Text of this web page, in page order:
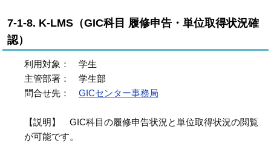
7-1-8. K-LMS（GIC科目 履修申告・単位取得状況確
認）
利用対象： 学生
主管部署： 学生部
問合せ先： GICセンター事務局
【説明】 GIC科目の履修申告状況と単位取得状況の閲覧
が可能です。